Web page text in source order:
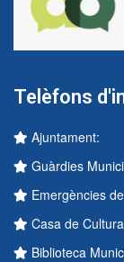
Telèfons
Ajuntament:
Guàrdies
Emergències
Casa de
Biblioteca